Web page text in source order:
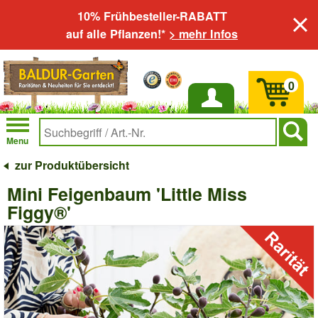
10% Frühbesteller-RABATT
auf alle Pflanzen!* > mehr Infos
Anmelden
Menu
0
zur Produktübersicht
Mini Feigenbaum 'Little Miss
Figgy®'